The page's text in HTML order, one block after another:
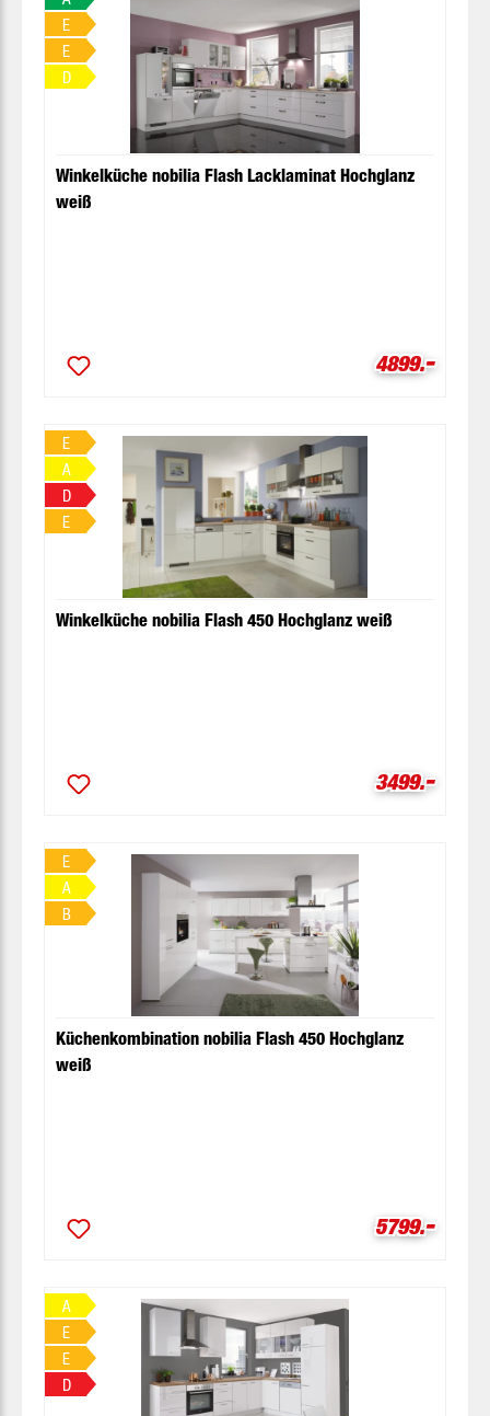
E
E
D
Winkelküche nobilia Flash Lacklaminat Hochglanz
weiß
4899.-
E
A
D
E
Winkelküche nobilia Flash 450 Hochglanz weiß
3499.-
E
A
B
Küchenkombination nobilia Flash 450 Hochglanz
weiß
5799.-
A
E
E
D